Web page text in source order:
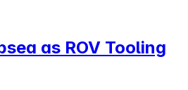
as ROV Tooling